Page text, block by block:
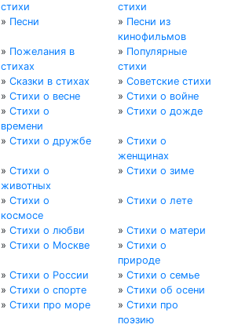
стихи
стихи
» Песни » Песни из
кинофильмов
» Пожелания в
стихах
» Популярные
стихи
» Сказки в стихах » Советские стихи
» Стихи о весне » Стихи о войне
» Стихи о
времени
» Стихи о дожде
» Стихи о дружбе » Стихи о
женщинах
» Стихи о
животных
» Стихи о зиме
» Стихи о
космосе
» Стихи о лете
» Стихи о любви » Стихи о матери
» Стихи о Москве » Стихи о
природе
» Стихи о России » Стихи о семье
» Стихи о спорте » Стихи об осени
» Стихи про море » Стихи про
поэзию